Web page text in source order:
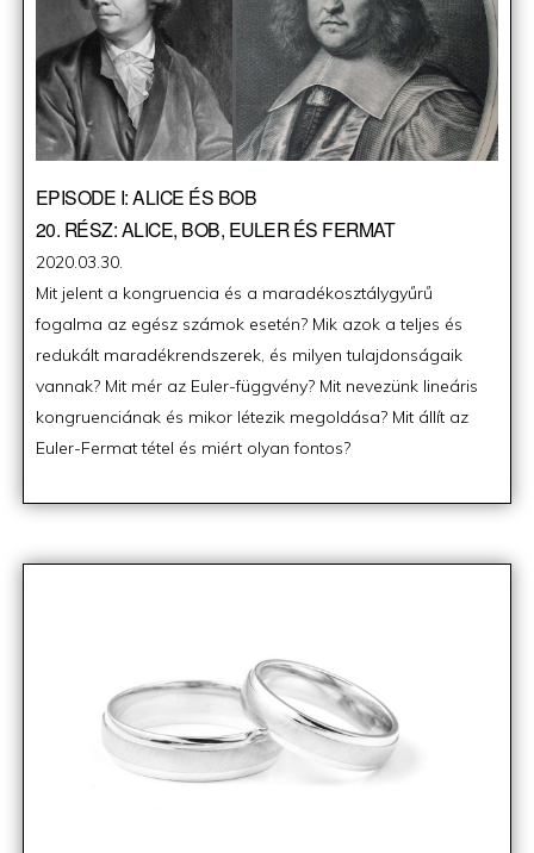
EPISODE I: ALICE ÉS BOB
20. RÉSZ: ALICE, BOB, EULER ÉS FERMAT
Posted
on
2020.03.30.
Mit jelent a kongruencia és a maradékosztálygyűrű
fogalma az egész számok esetén? Mik azok a teljes és
redukált maradékrendszerek, és milyen tulajdonságaik
vannak? Mit mér az Euler-függvény? Mit nevezünk lineáris
kongruenciának és mikor létezik megoldása? Mit állít az
Euler-Fermat tétel és miért olyan fontos?